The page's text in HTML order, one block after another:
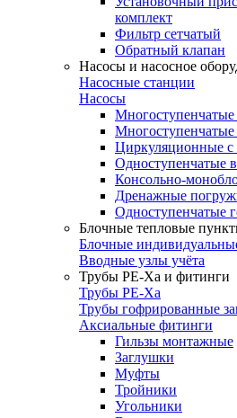
комплект
Фильтр сетчатый
Обратный клапан
Насосы и насосное
Насосные станции
Насосы
Многоступенчатые
Многоступенчатые
Циркуляционные
Одноступенчатые
Консольно-
Дренажные
Одноступенчатые
Блочные тепловые
Блочные
Вводные узлы учёта
Трубы РЕ-Ха и фитинги
Трубы РЕ-Ха
Трубы гофрированные
Аксиальные фитинги
Гильзы монтажные
Заглушки
Муфты
Тройники
Угольники